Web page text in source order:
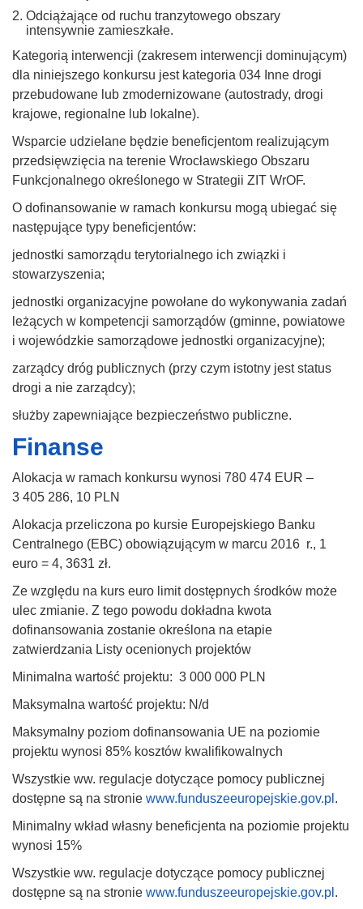
Odciążające od ruchu tranzytowego obszary
intensywnie zamieszkałe.
Kategorią interwencji (zakresem interwencji dominującym)
dla niniejszego konkursu jest kategoria 034 Inne drogi
przebudowane lub zmodernizowane (autostrady, drogi
krajowe, regionalne lub lokalne).
Wsparcie udzielane będzie beneficjentom realizującym
przedsięwzięcia na terenie Wrocławskiego Obszaru
Funkcjonalnego określonego w Strategii ZIT WrOF.
O dofinansowanie w ramach konkursu mogą ubiegać się
następujące typy beneficjentów:
jednostki samorządu terytorialnego ich związki i
stowarzyszenia;
jednostki organizacyjne powołane do wykonywania zadań
leżących w kompetencji samorządów (gminne, powiatowe
i wojewódzkie samorządowe jednostki organizacyjne);
zarządcy dróg publicznych (przy czym istotny jest status
drogi a nie zarządcy);
służby zapewniające bezpieczeństwo publiczne.
Finanse
Alokacja w ramach konkursu wynosi 780 474 EUR –
3 405 286, 10 PLN
Alokacja przeliczona po kursie Europejskiego Banku
Centralnego (EBC) obowiązującym w marcu 2016 r., 1
euro = 4, 3631 zł.
Ze względu na kurs euro limit dostępnych środków może
ulec zmianie. Z tego powodu dokładna kwota
dofinansowania zostanie określona na etapie
zatwierdzania Listy ocenionych projektów
Minimalna wartość projektu: 3 000 000 PLN
Maksymalna wartość projektu: N/d
Maksymalny poziom dofinansowania UE na poziomie
projektu wynosi 85% kosztów kwalifikowalnych
Wszystkie ww. regulacje dotyczące pomocy publicznej
dostępne są na stronie www.funduszeeuropejskie.gov.pl .
Minimalny wkład własny beneficjenta na poziomie projektu
wynosi 15%
Wszystkie ww. regulacje dotyczące pomocy publicznej
dostępne są na stronie www.funduszeeuropejskie.gov.pl .